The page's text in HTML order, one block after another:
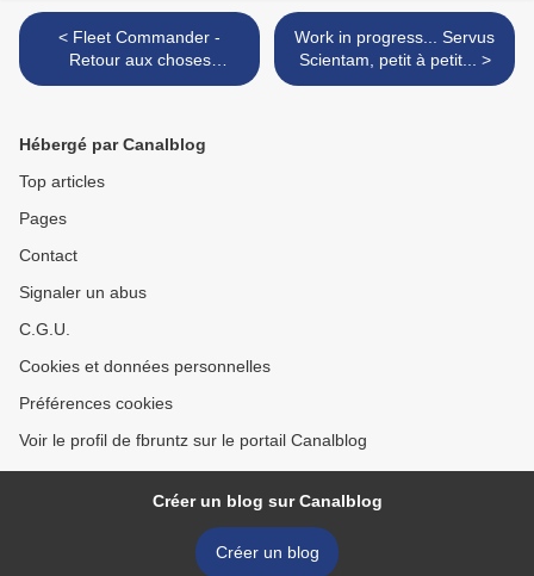
< Fleet Commander -
Retour aux choses
sérieuses !
Work in progress... Servus
Scientam, petit à petit... >
Hébergé par Canalblog
Top articles
Pages
Contact
Signaler un abus
C.G.U.
Cookies et données personnelles
Préférences cookies
Voir le profil de fbruntz sur le portail Canalblog
Créer un blog sur Canalblog
Créer un blog